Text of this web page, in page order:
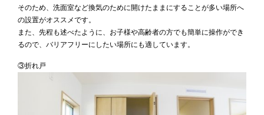
そのため、洗面室など換気のために開けたままにすることが多い場所へ
の設置がオススメです。
また、先程も述べたように、お子様や高齢者の方でも簡単に操作ができ
るので、バリアフリーにしたい場所にも適しています。
③折れ戸